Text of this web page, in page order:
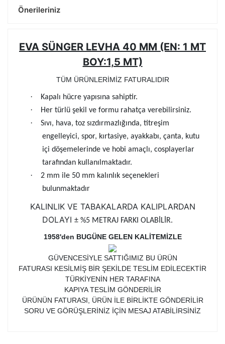
Önerileriniz
EVA SÜNGER LEVHA 40 MM (EN: 1 MT
BOY:1,5 MT)
TÜM ÜRÜNLERİMİZ FATURALIDIR
· Kapalı hücre yapısına sahiptir.
· Her türlü şekil ve formu rahatça verebilirsiniz.
·
Sıvı, hava, toz sızdırmazlığında, titreşim
engelleyici, spor, kırtasiye, ayakkabı, çanta, kutu
içi döşemelerinde ve hobi amaçlı, cosplayerlar
tarafından kullanılmaktadır.
·
2 mm ile 50 mm kalınlık seçenekleri
bulunmaktadır
KALINLIK VE TABAKALARDA KALIPLARDAN
DOLAYI ± %5 METRAJ FARKI OLABİLİR.
1958'den BUGÜNE GELEN KALİTEMİZLE
GÜVENCESİYLE SATTIĞIMIZ BU ÜRÜN
FATURASI KESİLMİŞ BİR ŞEKİLDE TESLİM EDİLECEKTİR
TÜRKİYENİN HER TARAFINA
KAPIYA TESLİM GÖNDERİLİR
ÜRÜNÜN FATURASI, ÜRÜN İLE BİRLİKTE GÖNDERİLİR
SORU VE GÖRÜŞLERİNİZ İÇİN MESAJ ATABİLİRSİNİZ